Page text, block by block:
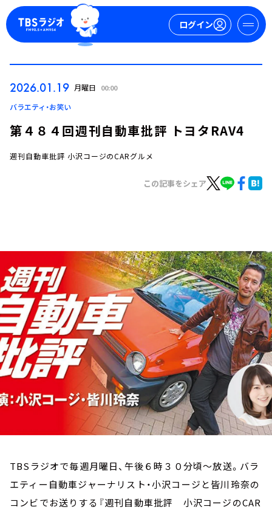
ログイン
ログイン
トピックス
TBS Podcast
お知らせ
イベント・グッズ
YouTube
会社情報
2026.01.19 月曜日 00:00
バラエティ・お笑い
第４８４回週刊自動車批評 トヨタRAV4
週刊自動車批評 小沢コージのCARグルメ
この記事をシェア
TBSラジオで毎週月曜日、午後６時３０分頃～放送。バラ
エティー自動車ジャーナリスト・小沢コージと皆川玲奈の
コンビでお送りする『週刊自動車批評 小沢コージのCAR